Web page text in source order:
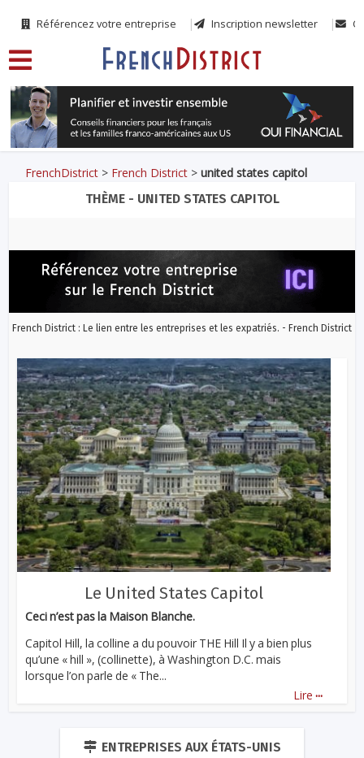
Référencez votre entreprise Inscription newsletter
FrenchDistrict > French District >united states capitol
THÈME - UNITED STATES CAPITOL
French District : Le lien entre les entreprises et les expatriés. - French District
Le United States Capitol
Ceci n’est pas la Maison Blanche.
Capitol Hill, la colline a du pouvoir THE Hill Il y a bien plus
qu’une « hill », (collinette), à Washington D.C. mais
lorsque l’on parle de « The...
Lire ...
ENTREPRISES AUX ÉTATS-UNIS